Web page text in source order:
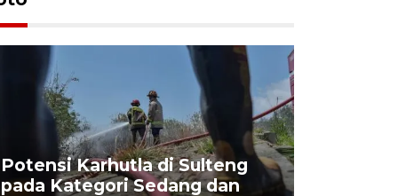
Potensi Karhutla di Sulteng
pada Kategori Sedang dan